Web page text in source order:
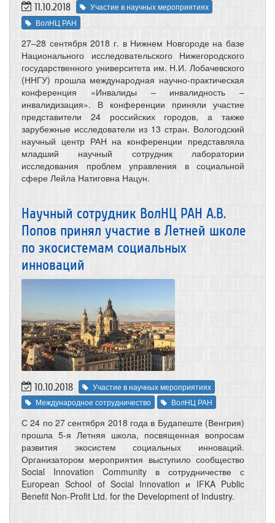
11.10.2018
Участие в научных мероприятиях
ВолНЦ РАН
27–28 сентября 2018 г. в Нижнем Новгороде на базе
Национального исследовательского Нижегородского
государственного университета им. Н.И. Лобачевского
(ННГУ) прошла международная научно-практическая
конференция «Инвалиды – инвалидность –
инвалидизация». В конференции приняли участие
представители 24 российских городов, а также
зарубежные исследователи из 13 стран. Вологодский
научный центр РАН на конференции представляла
младший научный сотрудник лаборатории
исследования проблем управления в социальной
сфере Лейла Натиговна Нацун.
Научный сотрудник ВолНЦ РАН А.В.
Попов принял участие в Летней школе
по экосистемам социальных
инноваций
10.10.2018
Участие в научных мероприятиях
Международное сотрудничество
ВолНЦ РАН
С 24 по 27 сентября 2018 года в Будапеште (Венгрия)
прошла 5-я Летняя школа, посвященная вопросам
развития экосистем социальных инноваций.
Организатором мероприятия выступило сообщество
Social Innovation Community в сотрудничестве с
European School of Social Innovation и IFKA Public
Benefit Non-Profit Ltd. for the Development of Industry.